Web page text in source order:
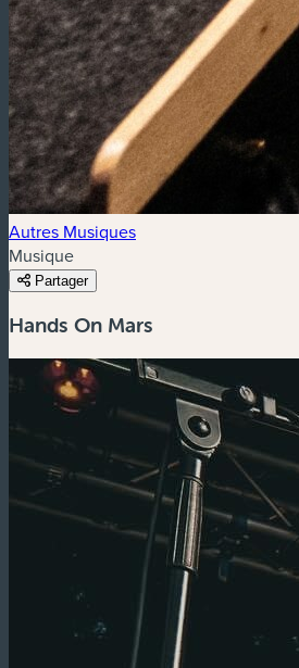
Autres Musiques
Musique
Partager
Hands On Mars